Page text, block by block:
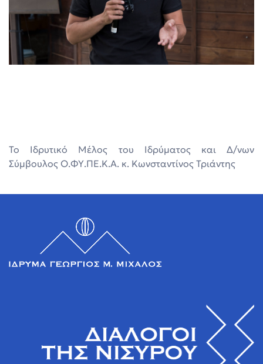
Το Ιδρυτικό Μέλος του Ιδρύματος και Δ/νων
Σύμβουλος Ο.ΦΥ.ΠΕ.Κ.Α. κ. Κωνσταντίνος Τριάντης